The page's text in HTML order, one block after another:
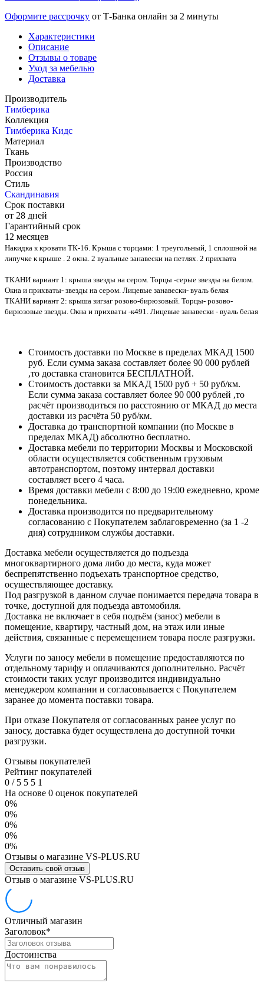
Оформите рассрочку от Т-Банка онлайн за 2 минуты
Характеристики
Описание
Отзывы о товаре
Уход за мебелью
Доставка
Производитель
Тимберика
Коллекция
Тимберика Кидс
Материал
Ткань
Производство
Россия
Стиль
Скандинавия
Срок поставки
от 28 дней
Гарантийный срок
12 месяцев
Накидка к кровати ТК-16. Крыша с торцами: 1 треугольный, 1 сплошной на
липучке к крыше . 2 окна. 2 вуальные занавески на петлях. 2 прихвата
ТКАНИ вариант 1: крыша звезды на сером. Торцы -серые звезды на белом.
Окна и прихваты- звезды на сером. Лицевые занавески- вуаль белая
ТКАНИ вариант 2: крыша зигзаг розово-бирюзовый. Торцы- розово-
бирюзовые звезды. Окна и прихваты -к491. Лицевые занавески - вуаль белая
Стоимость доставки по Москве в пределах МКАД 1500
руб. Если сумма заказа составляет более 90 000 рублей
,то доставка становится БЕСПЛАТНОЙ.
Стоимость доставки за МКАД 1500 руб + 50 руб/км.
Если сумма заказа составляет более 90 000 рублей ,то
расчёт производиться по расстоянию от МКАД до места
доставки из расчёта 50 руб/км.
Доставка до транспортной компании (по Москве в
пределах МКАД) абсолютно бесплатно.
Доставка мебели по территории Москвы и Московской
области осуществляется собственным грузовым
автотранспортом, поэтому интервал доставки
составляет всего 4 часа.
Время доставки мебели с 8:00 до 19:00 ежедневно, кроме
понедельника.
Доставка производится по предварительному
согласованию с Покупателем заблаговременно (за 1 -2
дня) сотрудником службы доставки.
Доставка мебели осуществляется до подъезда
многоквартирного дома либо до места, куда может
беспрепятственно подъехать транспортное средство,
осуществляющее доставку.
Под разгрузкой в данном случае понимается передача товара в
точке, доступной для подъезда автомобиля.
Доставка не включает в себя подъём (занос) мебели в
помещение, квартиру, частный дом, на этаж или иные
действия, связанные с перемещением товара после разгрузки.
Услуги по заносу мебели в помещение предоставляются по
отдельному тарифу и оплачиваются дополнительно. Расчёт
стоимости таких услуг производится индивидуально
менеджером компании и согласовывается с Покупателем
заранее до момента поставки товара.
При отказе Покупателя от согласованных ранее услуг по
заносу, доставка будет осуществлена до доступной точки
разгрузки.
Отзывы покупателей
Рейтинг покупателей
0 /5 5 5 1
На основе 0 оценок покупателей
0%
0%
0%
0%
0%
Отзывы о магазине VS-PLUS.RU
Оставить свой отзыв
Отзыв о магазине VS-PLUS.RU
Отличный магазин
Заголовок*
Достоинства